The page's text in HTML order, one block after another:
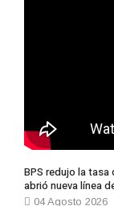
BPS redujo la
abrió nueva línea
04 Agosto 2026